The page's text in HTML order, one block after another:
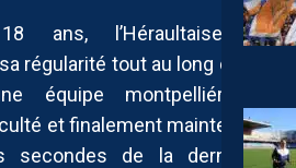
ans, l’Héraultaise a
régularité tout au long de la
équipe montpelliéraine
et finalement maintenue
secondes de la dernière